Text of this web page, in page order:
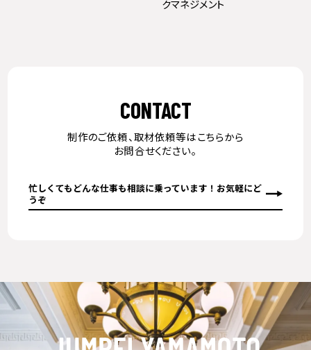
クマネジメント
CONTACT
制作のご依頼、取材依頼等はこちらから
お問合せください。
忙しくてもどんな仕事も相談に乗っています！お気軽にど
うぞ